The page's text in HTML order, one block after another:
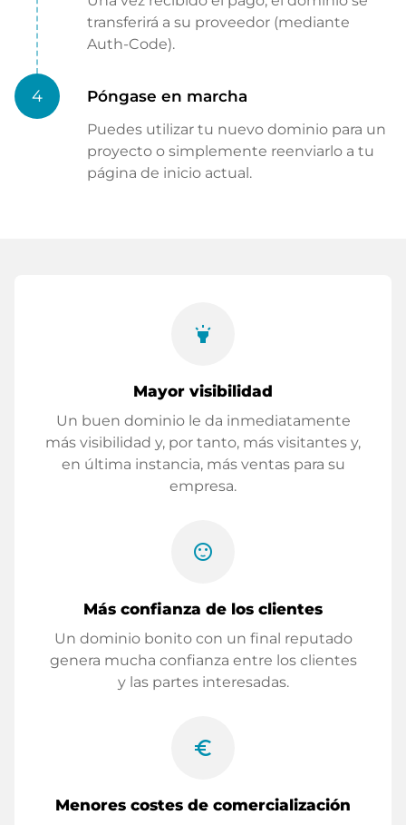
transferirá a su proveedor (mediante
Auth-Code).
4 Póngase en marcha
Puedes utilizar tu nuevo dominio para un
proyecto o simplemente reenviarlo a tu
página de inicio actual.
highlight
Mayor visibilidad
Un buen dominio le da inmediatamente
más visibilidad y, por tanto, más visitantes y,
en última instancia, más ventas para su
empresa.
sentiment_satisfied
Más confianza de los clientes
Un dominio bonito con un final reputado
genera mucha confianza entre los clientes
y las partes interesadas.
euro_symbol
Menores costes de comercialización